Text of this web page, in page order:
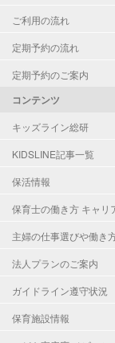
ご利用の流れ
定期予約の流れ
定期予約のご案内
コンテンツ
キッズライン総研
KIDSLINE記事一覧
保活情報
保育士の働き方 キャリ
主婦の仕事選びや働き
法人プランのご案内
ガイドライン遵守状況
保育施設情報